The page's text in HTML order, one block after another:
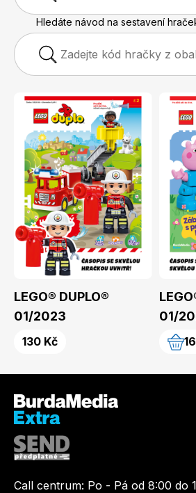
Apetit
Svět ženy
Naše krásná zahrada
Hledáte návod na sestavení
LEGO® DUPLO®
01/2023
130 Kč
01/
Call centrum: Po - Pá od 8:00 do